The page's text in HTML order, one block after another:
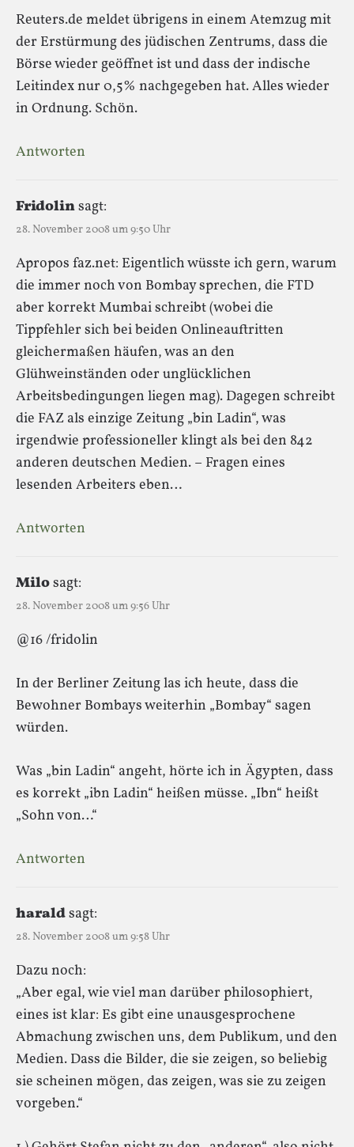
Reuters.de meldet übrigens in einem Atemzug mit
der Erstürmung des jüdischen Zentrums, dass die
Börse wieder geöffnet ist und dass der indische
Leitindex nur 0,5% nachgegeben hat. Alles wieder
in Ordnung. Schön.
Antworten
Fridolinsagt:
28. November 2008 um 9:50 Uhr
Apropos faz.net: Eigentlich wüsste ich gern, warum
die immer noch von Bombay sprechen, die FTD
aber korrekt Mumbai schreibt (wobei die
Tippfehler sich bei beiden Onlineauftritten
gleichermaßen häufen, was an den
Glühweinständen oder unglücklichen
Arbeitsbedingungen liegen mag). Dagegen schreibt
die FAZ als einzige Zeitung „bin Ladin“, was
irgendwie professioneller klingt als bei den 842
anderen deutschen Medien. – Fragen eines
lesenden Arbeiters eben…
Antworten
Milosagt:
28. November 2008 um 9:56 Uhr
@16 /fridolin
In der Berliner Zeitung las ich heute, dass die
Bewohner Bombays weiterhin „Bombay“ sagen
würden.
Was „bin Ladin“ angeht, hörte ich in Ägypten, dass
es korrekt „ibn Ladin“ heißen müsse. „Ibn“ heißt
„Sohn von…“
Antworten
haraldsagt:
28. November 2008 um 9:58 Uhr
Dazu noch:
„Aber egal, wie viel man darüber philosophiert,
eines ist klar: Es gibt eine unausgesprochene
Abmachung zwischen uns, dem Publikum, und den
Medien. Dass die Bilder, die sie zeigen, so beliebig
sie scheinen mögen, das zeigen, was sie zu zeigen
vorgeben.“